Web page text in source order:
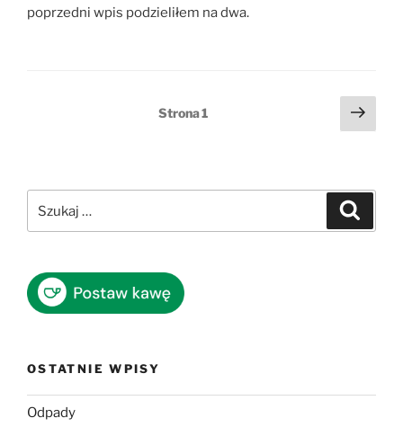
poprzedni wpis podzieliłem na dwa.
Strona1
OSTATNIE WPISY
Odpady